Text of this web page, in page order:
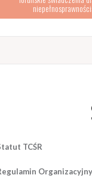
TCŚR
Organizacyjny